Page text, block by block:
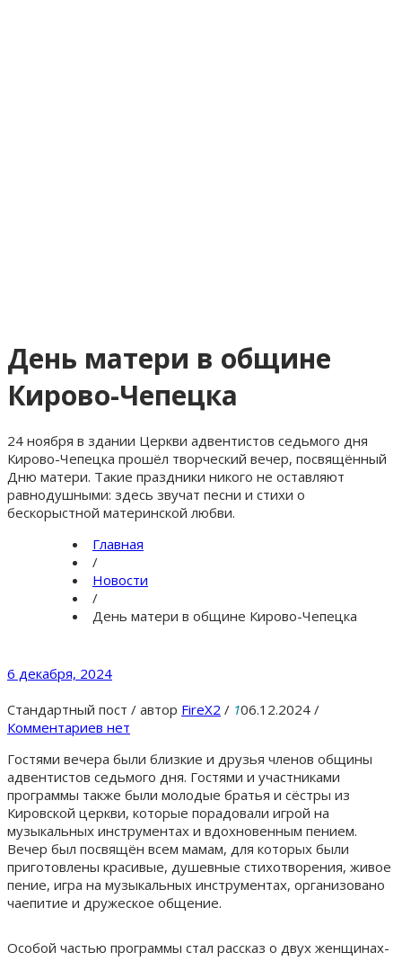
День матери в общине
Кирово-Чепецка
24 ноября в здании Церкви адвентистов седьмого дня
Кирово-Чепецка прошёл творческий вечер, посвящённый
Дню матери. Такие праздники никого не оставляют
равнодушными: здесь звучат песни и стихи о
бескорыстной материнской любви.
Главная
/
Новости
/
День матери в общине Кирово-Чепецка
6 декабря, 2024
Стандартный пост / автор FireX2 / 106.12.2024 /
Комментариев нет
Гостями вечера были близкие и друзья членов общины
адвентистов седьмого дня. Гостями и участниками
программы также были молодые братья и сёстры из
Кировской церкви, которые порадовали игрой на
музыкальных инструментах и вдохновенным пением.
Вечер был посвящён всем мамам, для которых были
приготовлены красивые, душевные стихотворения, живое
пение, игра на музыкальных инструментах, организовано
чаепитие и дружеское общение.
Особой частью программы стал рассказ о двух женщинах-